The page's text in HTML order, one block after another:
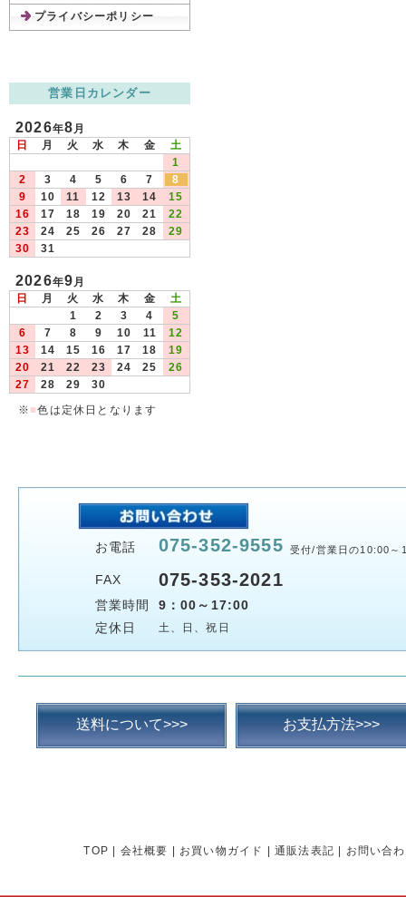
プライバシーポリシー
営業日カレンダー
2026年8月
日
月 火 水 木 金
土
1
2
3 4 5 6 7
8
9
10 11 12 13 14
15
16
17 18 19 20 21
22
23
24 25 26 27 28
29
30
31
2026年9月
日
月 火 水 木 金
土
1
2 3 4
5
6
7 8 9 10 11
12
13
14 15 16 17 18
19
20
21 22 23 24 25
26
27
28 29
30
※ ■色は定休日となります
お電話 075-352-9555 受付/営業日の10:00～
FAX 075-353-2021
営業時間
9：00～17:00
定休日
土、日、祝日
送料について>>> お支払方法>>>
TOP 会社概要 お買い物ガイド 通販法表記 お問い合